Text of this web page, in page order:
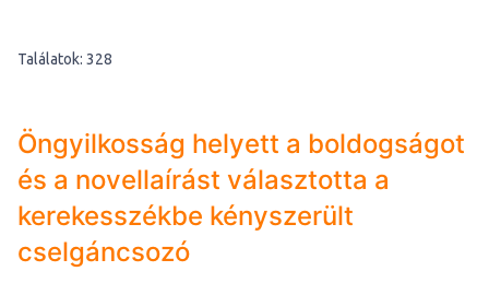
Találatok: 328
Öngyilkosság helyett a boldogságot
és a novellaírást választotta a
kerekesszékbe kényszerült
cselgáncsozó